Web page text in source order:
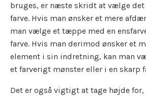
bruges, er næste skridt at vælge
farve. Hvis man ønsker et mere
man vælge et tæppe med en
farve. Hvis man derimod ønsker et
element i sin indretning, kan man
et farverigt mønster eller i en skarp
Det er også vigtigt at tage højde